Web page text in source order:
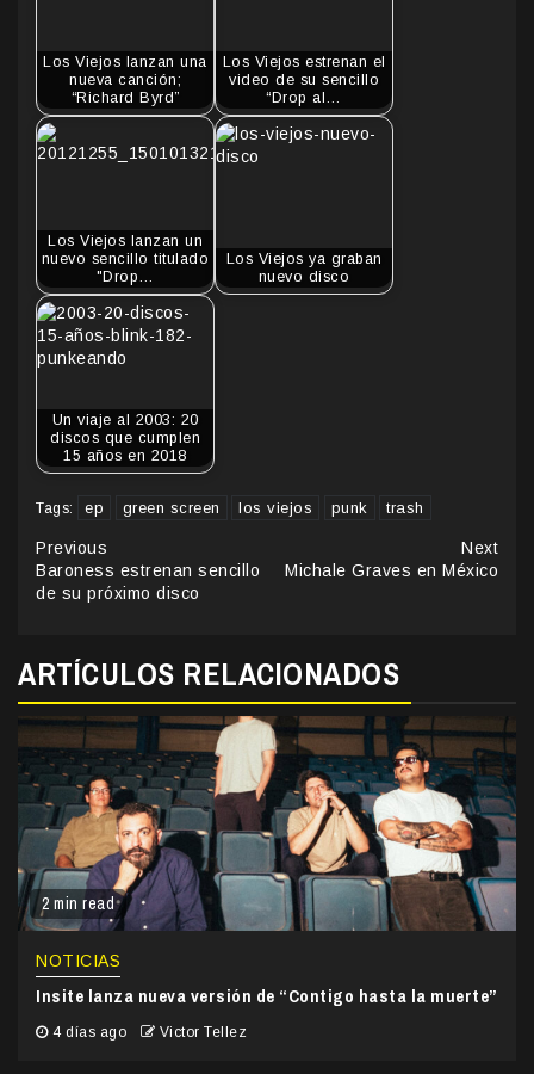
Los Viejos lanzan una
nueva canción;
“Richard Byrd”
Los Viejos estrenan el
video de su sencillo
“Drop al…
Los Viejos lanzan un
nuevo sencillo titulado
"Drop…
Los Viejos ya graban
nuevo disco
Un viaje al 2003: 20
discos que cumplen
15 años en 2018
Tags: ep green screen los viejos punk trash
Continue
Reading
Previous
Baroness estrenan sencillo
de su próximo disco
Next
Michale Graves en México
ARTÍCULOS RELACIONADOS
2 min read
NOTICIAS
Insite lanza nueva versión de “Contigo hasta la muerte”
4 días ago Victor Tellez